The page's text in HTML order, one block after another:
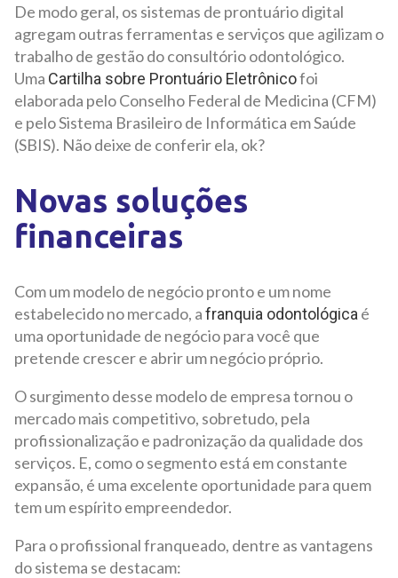
De modo geral, os sistemas de prontuário digital
agregam outras ferramentas e serviços que agilizam o
trabalho de gestão do consultório odontológico.
Uma Cartilha sobre Prontuário Eletrônicofoi
elaborada pelo Conselho Federal de Medicina (CFM)
e pelo Sistema Brasileiro de Informática em Saúde
(SBIS). Não deixe de conferir ela, ok?
Novas soluções
financeiras
Com um modelo de negócio pronto e um nome
estabelecido no mercado, afranquia odontológica é
uma oportunidade de negócio para você que
pretende crescer e abrir um negócio próprio.
O surgimento desse modelo de empresa tornou o
mercado mais competitivo, sobretudo, pela
profissionalização e padronização da qualidade dos
serviços. E, como o segmento está em constante
expansão, é uma excelente oportunidade para quem
tem um espírito empreendedor.
Para o profissional franqueado, dentre as vantagens
do sistema se destacam: